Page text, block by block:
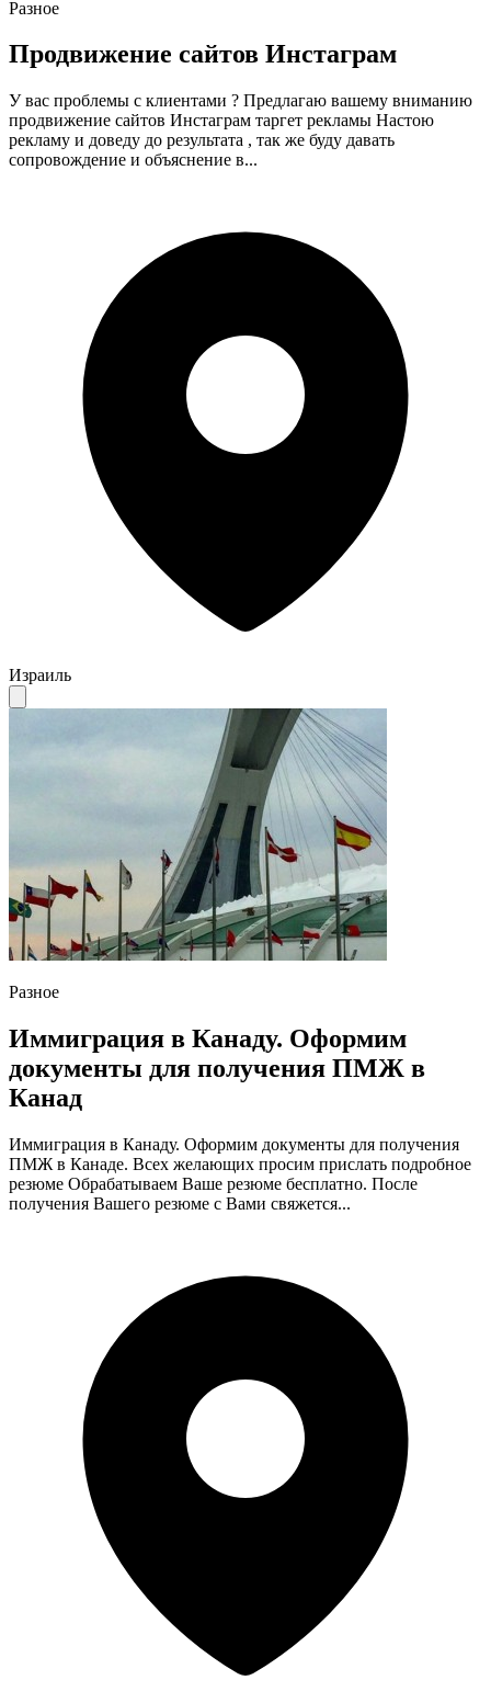
Разное
Продвижение сайтов Инстаграм
У вас проблемы с клиентами ? Предлагаю вашему вниманию
продвижение сайтов Инстаграм таргет рекламы Настою
рекламу и доведу до результата , так же буду давать
сопровождение и объяснение в...
Израиль
Разное
Иммиграция в Канаду. Оформим
документы для получения ПМЖ в
Канад
Иммиграция в Канаду. Оформим документы для получения
ПМЖ в Канаде. Всех желающих просим прислать подробное
резюме Обрабатываем Ваше резюме бесплатно. После
получения Вашего резюме с Вами свяжется...